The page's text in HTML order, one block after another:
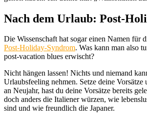
Nach dem Urlaub: Post-
Die Wissenschaft hat sogar einen Namen für
Post-Holiday-Syndrom. Was kann man also
post-vacation blues erwischt?
Nicht hängen lassen! Nichts und niemand
Urlaubsfeeling nehmen. Setze deine Vorsätze
an Neujahr, hast du deine Vorsätze bereits
doch anders die Italiener würzen, wie
sind und wie freundlich die Japaner.